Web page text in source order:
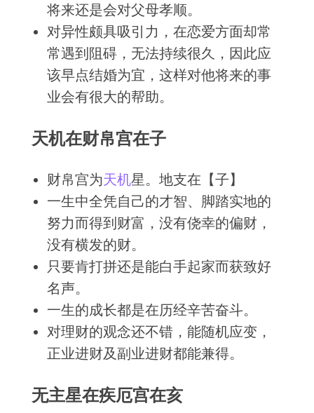
将来还是会对父母孝顺。
对异性颇具吸引力，在恋爱方面却常
常遇到阻碍，无法持续很久，因此应
该早点结婚为宜，这样对他将来的事
业会有很大的帮助。
天机在财帛宫在子
财帛宫为天机星。地支在【子】
一生中全凭自己的才智、脚踏实地的
努力而得到财富，没有侥幸的偏财，
没有横发的财。
只要肯打拼还是能白手起家而获致好
名声。
一生的成长都是在历经辛苦奋斗。
对理财的观念还不错，能随机应变，
正业进财及副业进财都能兼得。
无主星在疾厄宫在亥